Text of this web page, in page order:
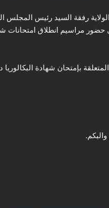
عبد القادر جلاوي والي الولاية رفقة السيد رئيس
حضور مراسيم انطلاق امتحانات